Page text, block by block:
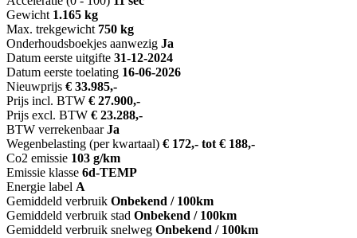
Gewicht 1.165 kg
Max. trekgewicht 750 kg
Onderhoudsboekjes aanwezig Ja
Datum eerste uitgifte 31-12-2024
Datum eerste toelating 16-06-2026
Nieuwprijs € 33.985,-
Prijs incl. BTW € 27.900,-
Prijs excl. BTW € 23.288,-
BTW verrekenbaar Ja
Wegenbelasting (per kwartaal) € 172,- tot € 188,-
Co2 emissie 103 g/km
Emissie klasse 6d-TEMP
Energie label A
Gemiddeld verbruik Onbekend / 100km
Gemiddeld verbruik stad Onbekend / 100km
Gemiddeld verbruik snelweg Onbekend / 100km